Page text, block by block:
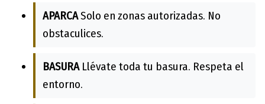
APARCASolo en zonas autorizadas. No
obstaculices.
BASURALlévate toda tu basura. Respeta el
entorno.